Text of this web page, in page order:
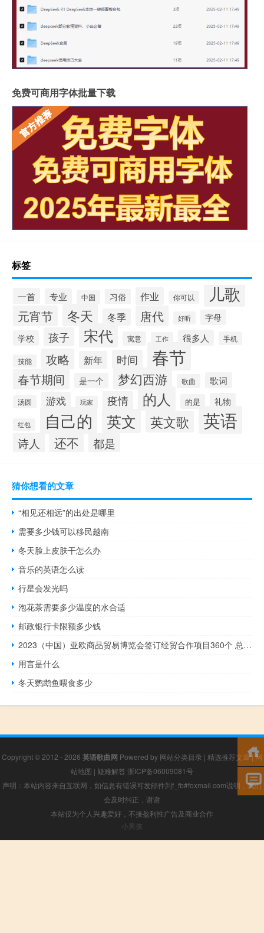
免费可商用字体批量下载
标签
一首 专业 中国 习俗 作业 你可以 儿歌
元宵节 冬天 冬季 唐代 好听
字母
学校
孩子 宋代 寓意 工作 很多人 手机
技能 攻略 新年 时间 春节
春节期间 是一个 梦幻西游 歌曲 歌词
汤圆 游戏 玩家 疫情 的人 的是 礼物
红包 自己的 英文 英文歌 英语
诗人 还不 都是
猜你想看的文章
“相见还相远”的出处是哪里
需要多少钱可以移民越南
冬天脸上皮肤干怎么办
音乐的英语怎么读
行星会发光吗
泡花茶需要多少温度的水合适
邮政银行卡限额多少钱
2023（中国）亚欧商品贸易博览会签订经贸合作项目360个 总金额5210.37亿元
用言是什么
冬天鹦鹉鱼喂食多少
Copyright © 2012 - 2026 英语歌曲网 Powered by 网站分类目录 | 精选推荐文章|网
站地图 | 疑难解答 浙ICP备06009081号
声明：本站内容来自互联网，如信息有错误可发邮件到f_fb#foxmail.com说明，我们
会及时纠正，谢谢
本站仅为个人兴趣爱好，不接盈利性广告及商业合作
小男孩